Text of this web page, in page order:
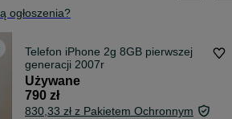
ogłoszenia?
Telefon iPhone 2g 8GB pierwszej
generacji 2007r
Używane
790 zł
830,33 zł z Pakietem Ochronnym